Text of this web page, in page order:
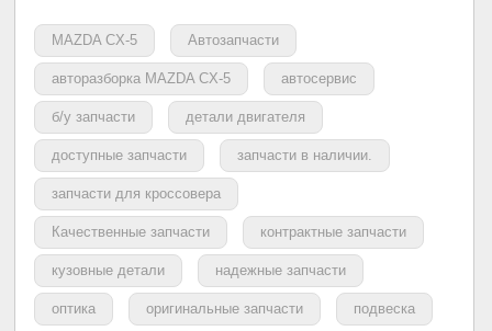
MAZDA CX-5 Автозапчасти
авторазборка MAZDA CX-5 автосервис
б/у запчасти детали двигателя
доступные запчасти запчасти в наличии.
запчасти для кроссовера
Качественные запчасти контрактные запчасти
кузовные детали надежные запчасти
оптика оригинальные запчасти подвеска